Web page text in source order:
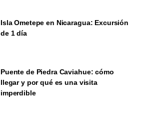
Isla Ometepe en Nicaragua: Excursión
de 1 día
Puente de Piedra Caviahue: cómo
llegar y por qué es una visita
imperdible